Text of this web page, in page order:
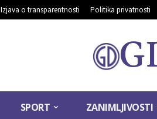
Izjava o transparentnosti Politika privatnosti
SPORT ZANIMLJIVOSTI